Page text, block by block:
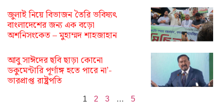
জুলাই নিয়ে বিভাজন তৈরি ভবিষ্যৎ
বাংলাদেশের জন্য এক বড়ো
অশনিসংকেত – মুহাম্মদ শাহজাহান
আবু সাঈদের ছবি ছাড়া কোনো
ডকুমেন্টারি পূর্ণাঙ্গ হতে পারে না’-
ভারপ্রাপ্ত রাষ্ট্রপতি
1 2 3 … 5